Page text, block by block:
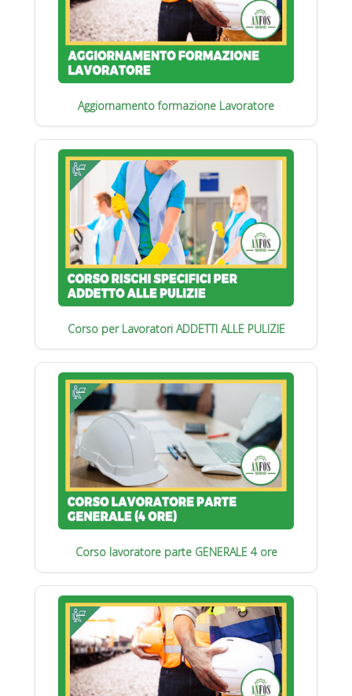
Aggiornamento formazione Lavoratore
Corso per Lavoratori ADDETTI ALLE PULIZIE
Corso lavoratore parte GENERALE 4 ore